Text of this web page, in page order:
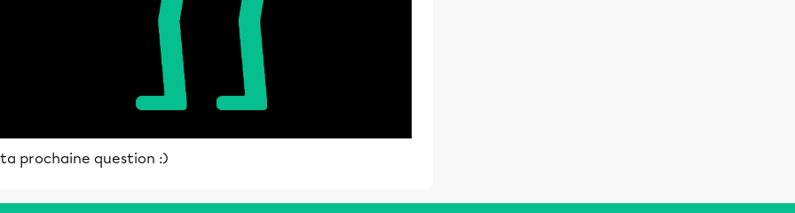
prochaine question :)